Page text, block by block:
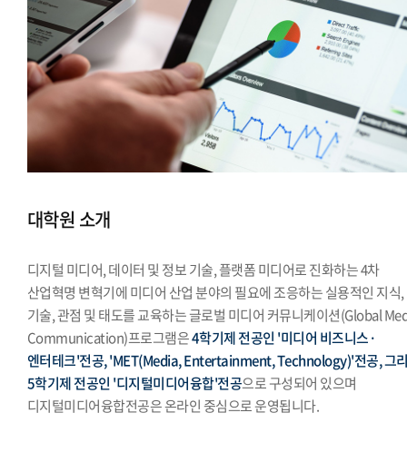
대학원 소개
디지털 미디어, 데이터 및 정보 기술, 플랫폼 미디어로 진화하는 4차
산업혁명 변혁기에 미디어 산업 분야의 필요에 조응하는 실용적인 지식,
기술, 관점 및 태도를 교육하는 글로벌 미디어 커뮤니케이션(Global
Communication)프로그램은4학기제 전공인 '미디어 비즈니스·
엔터테크'전공, 'MET(Media, Entertainment, Technology)'전공, 그
5학기제 전공인 '디지털미디어융합'전공으로 구성되어 있으며
디지털미디어융합전공은 온라인 중심으로 운영됩니다.